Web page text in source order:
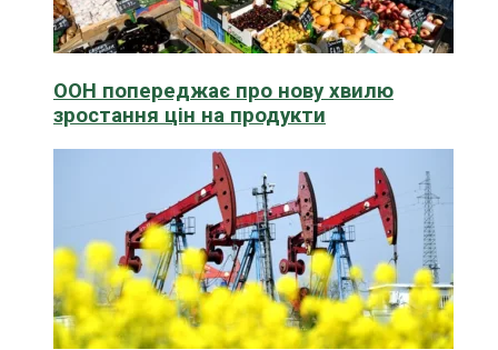
ООН попереджає про нову хвилю
зростання цін на продукти